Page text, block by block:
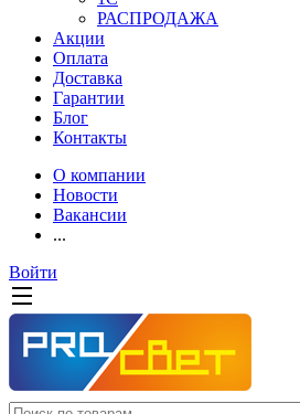
РАСПРОДАЖА
Акции
Оплата
Доставка
Гарантии
Блог
Контакты
О компании
Новости
Вакансии
...
Войти